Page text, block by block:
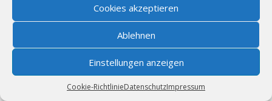
Cookies akzeptieren
Ablehnen
Einstellungen anzeigen
Cookie-RichtlinieDatenschutzImpressum